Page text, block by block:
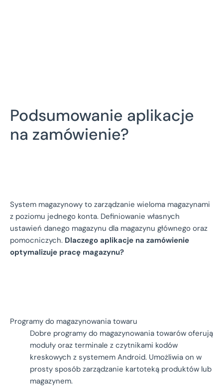
Podsumowanie aplikacje
na zamówienie?
System magazynowy to zarządzanie wieloma magazynami
z poziomu jednego konta. Definiowanie własnych
ustawień danego magazynu dla magazynu głównego oraz
pomocniczych. Dlaczego aplikacje na zamówienie
optymalizuje pracę magazynu?
Programy do magazynowania towaru
Dobre programy do magazynowania towarów oferują
moduły oraz terminale z czytnikami kodów
kreskowych z systemem Android. Umożliwia on w
prosty sposób zarządzanie kartoteką produktów lub
magazynem.